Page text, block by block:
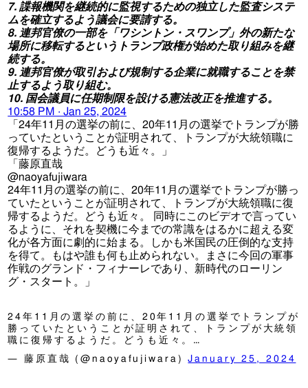
7. 諜報機関を継続的に監視するための独立した監査システ
ムを確立するよう議会に要請する。
8. 連邦官僚の一部を「ワシントン・スワンプ」外の新たな
場所に移転するというトランプ政権が始めた取り組みを継
続する。
9. 連邦官僚が取引および規制する企業に就職することを禁
止するよう取り組む。
10. 国会議員に任期制限を設ける憲法改正を推進する。
10:58 PM · Jan 25, 2024
「24年11月の選挙の前に、20年11月の選挙でトランプが勝
っていたということが証明されて、トランプが大統領職に
復帰するようだ。どうも近々。」
「藤原直哉
@naoyafujiwara
24年11月の選挙の前に、20年11月の選挙でトランプが勝っ
ていたということが証明されて、トランプが大統領職に復
帰するようだ。どうも近々。 同時にこのビデオで言ってい
るように、それを契機に今までの常識をはるかに超える変
化が各方面に劇的に始まる。しかも米国民の圧倒的な支持
を得て。もはや誰も何も止められない。まさに今回の軍事
作戦のグランド・フィナーレであり、新時代のローリン
グ・スタート。」
24年11月の選挙の前に、20年11月の選挙でトランプが
勝っていたということが証明されて、トランプが大統領
職に復帰するようだ。どうも近々。…
— 藤原直哉 (@naoyafujiwara)January 25, 2024